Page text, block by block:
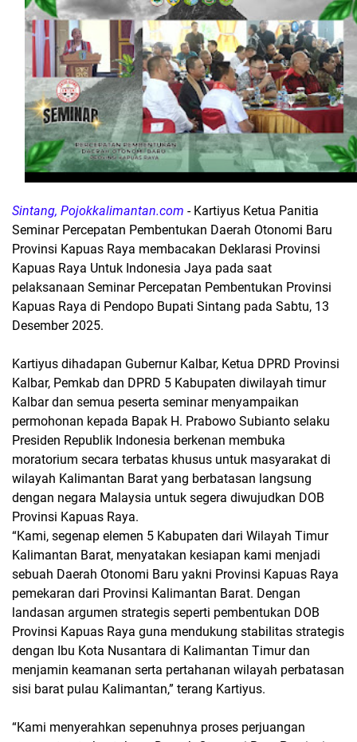
Sintang, Pojokkalimantan.com - Kartiyus Ketua Panitia
Seminar Percepatan Pembentukan Daerah Otonomi Baru
Provinsi Kapuas Raya membacakan Deklarasi Provinsi
Kapuas Raya Untuk Indonesia Jaya pada saat
pelaksanaan Seminar Percepatan Pembentukan Provinsi
Kapuas Raya di Pendopo Bupati Sintang pada Sabtu, 13
Desember 2025.
Kartiyus dihadapan Gubernur Kalbar, Ketua DPRD Provinsi
Kalbar, Pemkab dan DPRD 5 Kabupaten diwilayah timur
Kalbar dan semua peserta seminar menyampaikan
permohonan kepada Bapak H. Prabowo Subianto selaku
Presiden Republik Indonesia berkenan membuka
moratorium secara terbatas khusus untuk masyarakat di
wilayah Kalimantan Barat yang berbatasan langsung
dengan negara Malaysia untuk segera diwujudkan DOB
Provinsi Kapuas Raya.
“Kami, segenap elemen 5 Kabupaten dari Wilayah Timur
Kalimantan Barat, menyatakan kesiapan kami menjadi
sebuah Daerah Otonomi Baru yakni Provinsi Kapuas Raya
pemekaran dari Provinsi Kalimantan Barat. Dengan
landasan argumen strategis seperti pembentukan DOB
Provinsi Kapuas Raya guna mendukung stabilitas strategis
dengan Ibu Kota Nusantara di Kalimantan Timur dan
menjamin keamanan serta pertahanan wilayah perbatasan
sisi barat pulau Kalimantan,” terang Kartiyus.
“Kami menyerahkan sepenuhnya proses perjuangan